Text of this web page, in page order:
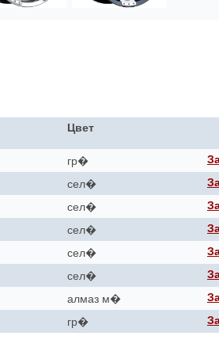
Цвет
гр�
сел�
сел�
сел�
сел�
сел�
алмаз м�
гр�